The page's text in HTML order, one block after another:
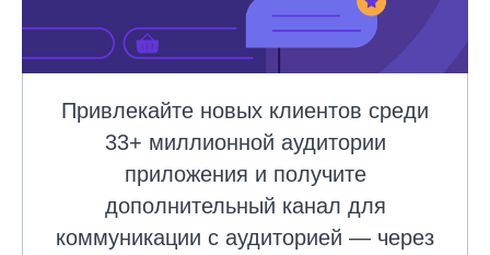
Привлекайте новых клиентов среди
33+ миллионной аудитории
приложения и получите
дополнительный канал для
коммуникации с аудиторией — через